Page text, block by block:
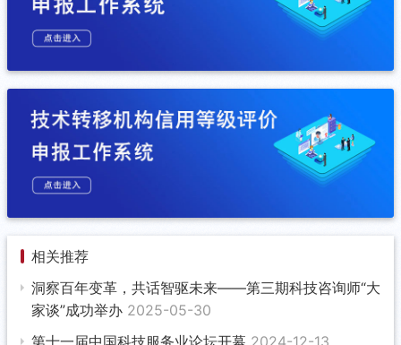
相关推荐
洞察百年变革，共话智驱未来——第三期科技咨询师“大
家谈”成功举办 2025-05-30
第十一届中国科技服务业论坛开幕 2024-12-13